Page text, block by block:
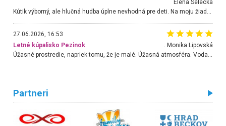
Elena Selecká
27.06.2026, 16:53
Letné kúpalisko Pezinok
. Monika Lipovská
Úžasné prostredie, napriek tomu, že je malé. Úžasná atmosféra. Voda fantastická a nádherná. Ľudí je pomerne veľa, ale su mili a ohľaduplní. Je veľmi zaujímavé sledovať, ako dokážu spolu športovať cudzí ľudia a bez ohľadu na vek. Vládne tu pohoda. Vnuka neviem dostať z vody. Ďakujem za krásny deň . Urcite sa sem vrátim. Jediný problém je s parkovaním, ale aj ten sa mi podarilo vyriešiť. Monika Bratislava
Partneri